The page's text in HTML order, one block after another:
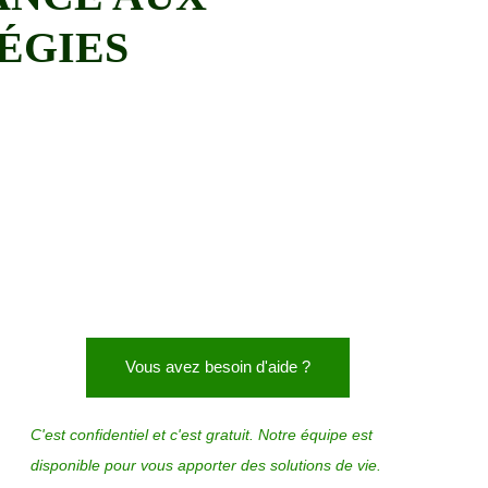
Vous avez besoin d'aide ?
C'est confidentiel et c'est gratuit. Notre équipe est
disponible pour vous apporter des solutions de vie.